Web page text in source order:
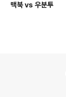
맥북 vs 우분투